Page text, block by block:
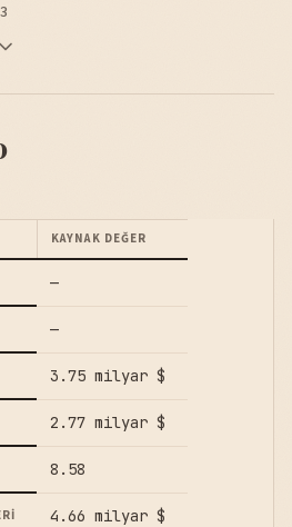
KAYNAK DEĞER
—
—
3.75 milyar $
2.77 milyar $
8.58
4.66 milyar $